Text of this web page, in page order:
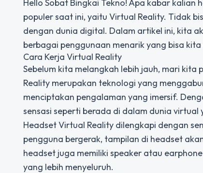
Hello Sobat Bingkai Tekno! Apa kabar
populer saat ini, yaitu Virtual Reality. Tidak
dengan dunia digital. Dalam artikel ini, kita
berbagai penggunaan menarik yang bisa kita
Cara Kerja Virtual Reality
Sebelum kita melangkah lebih jauh, mari
Reality merupakan teknologi yang
menciptakan pengalaman yang imersif.
sensasi seperti berada di dalam dunia
Headset Virtual Reality dilengkapi dengan
pengguna bergerak, tampilan di headset
headset juga memiliki speaker atau
yang lebih menyeluruh.